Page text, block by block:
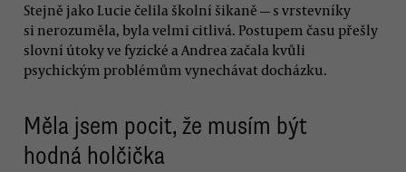
Stejně jako Lucie čelila školní šikaně — s vrstevníky
si nerozuměla, byla velmi citlivá. Postupem času přešly
slovní útoky ve fyzické a Andrea začala kvůli
psychickým problémům vynechávat docházku.
Měla jsem pocit, že musím být
hodná holčička